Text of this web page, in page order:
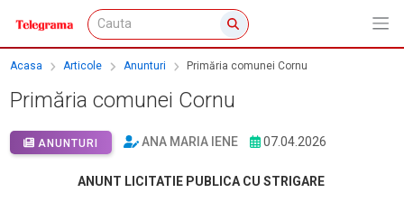
Acasa Articole Anunturi Primăria comunei Cornu
Primăria comunei Cornu
ANUNTURI ANA MARIA IENE 07.04.2026
ANUNT LICITATIE PUBLICA CU STRIGARE